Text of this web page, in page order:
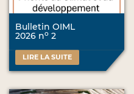
Bulletin OIML
2026 no 2
LIRE LA SUITE